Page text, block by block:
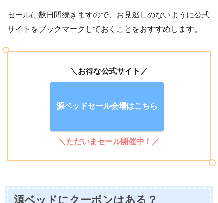
セールは数日間続きますので、お見逃しのないように公式
サイトをブックマークしておくことをおすすめします。
＼お得な公式サイト／
源ベッドセール会場はこちら
＼ただいまセール開催中！／
源ベッドにクーポンはある？